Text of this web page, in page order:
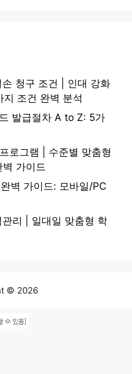
청구 조건 | 인대 강화
조건 완벽 분석
발급절차 A to Z: 5가
로그램 | 수준별 맞춤형
가이드
벽 가이드: 모바일/PC
리 | 일대일 맞춤형 학
© 2026